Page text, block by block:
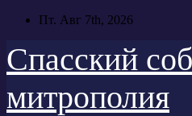
Перейти
содержимому
Пт. Авг 7th, 2026
Спасский
митрополия